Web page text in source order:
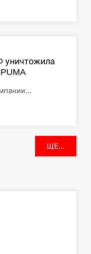
уничтожила
ЩЕ...